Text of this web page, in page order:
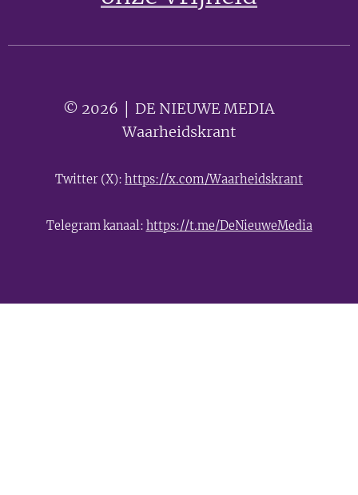
© 2026 │ DE NIEUWE MEDIA 🟣
Waarheidskrant
Twitter (X): https://x.com/Waarheidskrant
Telegram kanaal: https://t.me/DeNieuweMedia